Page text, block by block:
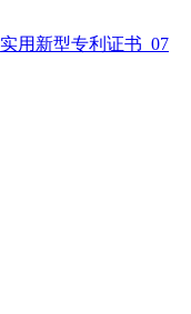
实用新型专利证书_07